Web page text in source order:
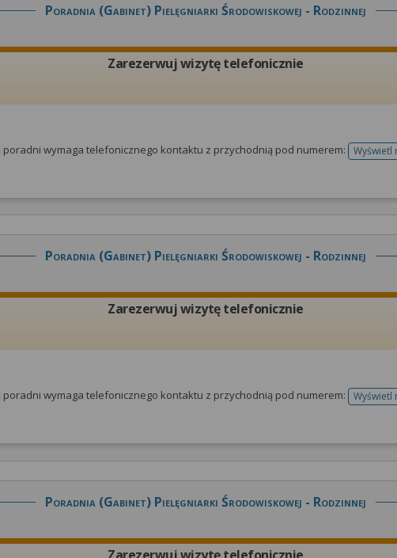
Poradnia (gabinet) Pielęgniarki Środowiskowej - Rodzinnej
Zarezerwuj wizytę telefonicznie
poradni wymaga telefonicznego kontaktu z przychodnią pod numerem: Wyświetl
Poradnia (gabinet) Pielęgniarki Środowiskowej - Rodzinnej
Zarezerwuj wizytę telefonicznie
poradni wymaga telefonicznego kontaktu z przychodnią pod numerem: Wyświetl
Poradnia (gabinet) Pielęgniarki Środowiskowej - Rodzinnej